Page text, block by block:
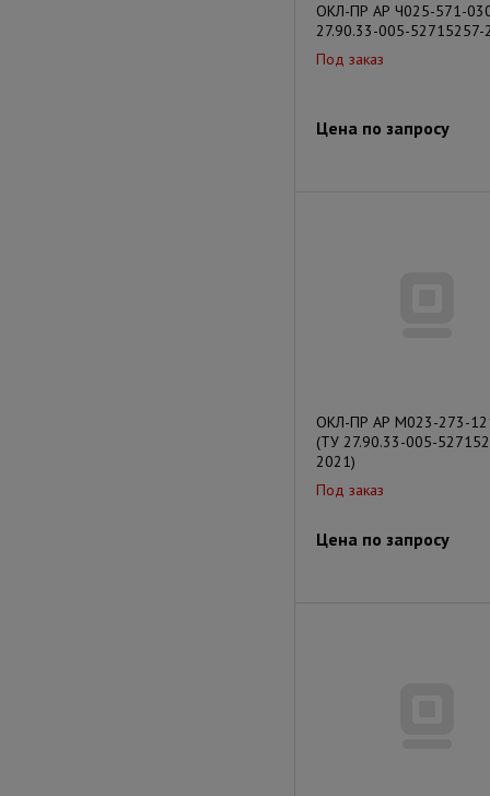
ОКЛ-ПР АР Ч025-571-
27.90.33-005-52715257-
Под заказ
Цена по запросу
ОКЛ-ПР АР М023-273-
(ТУ 27.90.33-005-
2021)
Под заказ
Цена по запросу